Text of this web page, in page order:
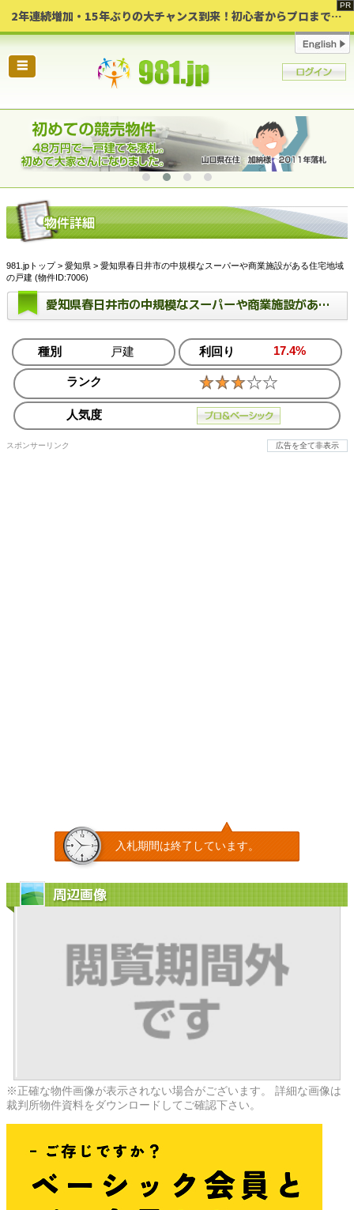
2年連続増加・15年ぶりの大チャンス到来！初心者からプロまで網羅する「競売不動産・超実践投資セミナー」♦神奈川県 横浜 in 神奈川
☰
981.jpトップ> 愛知県 > 愛知県春日井市の中規模なスーパーや商業施設がある住宅地域
の戸建 (物件ID:7006)
愛知県春日井市の中規模なスーパーや商業施設がある住宅地域の戸建
種別 戸建 利回り 17.4%
ランク
人気度
スポンサーリンク 広告を全て非表示
入札期間は終了しています。
周辺画像
※正確な物件画像が表示されない場合がございます。 詳細な画像は
裁判所物件資料をダウンロードしてご確認下さい。